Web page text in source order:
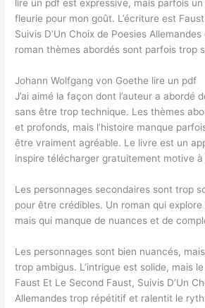
lire un pdf est expressive, mais parfois
fleurie pour mon goût. L’écriture est
Suivis D’Un Choix de Poesies
roman thèmes abordés sont parfois trop
Johann Wolfgang von Goethe lire un pdf
J’ai aimé la façon dont l’auteur a abordé
sans être trop technique. Les thèmes
et profonds, mais l’histoire manque
être vraiment agréable. Le livre est un
inspire télécharger gratuitement motive à
Les personnages secondaires sont trop
pour être crédibles. Un roman qui
mais qui manque de nuances et de
Les personnages sont bien nuancés,
trop ambigus. L’intrigue est solide, mais
Faust Et Le Second Faust, Suivis D’Un
Allemandes trop répétitif et ralentit le